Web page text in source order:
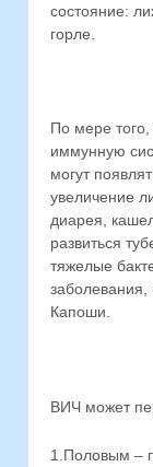
состояние:
горле.
По мере
иммунную
могут
увеличение
диарея,
развиться
тяжелые
Капоши.
ВИЧ может
1.Половым –